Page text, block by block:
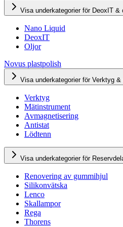
Visa underkategorier för DeoxIT &
Nano Liquid
DeoxIT
Oljor
Novus plastpolish
Visa underkategorier för Verktyg
Verktyg
Mätinstrument
Avmagnetisering
Antistat
Lödtenn
Visa underkategorier för
Renovering av gummihjul
Silikonvätska
Lenco
Skallampor
Rega
Thorens